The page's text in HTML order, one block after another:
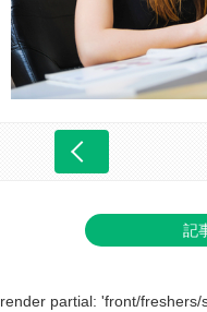
記
render partial: 'front/